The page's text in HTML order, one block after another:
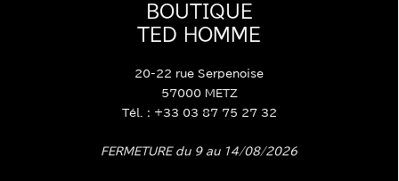
BOUTIQUE
TED HOMME
20-22 rue Serpenoise
57000 METZ
Tél. : +33 03 87 75 27 32
FERMETURE du 9 au 14/08/2026